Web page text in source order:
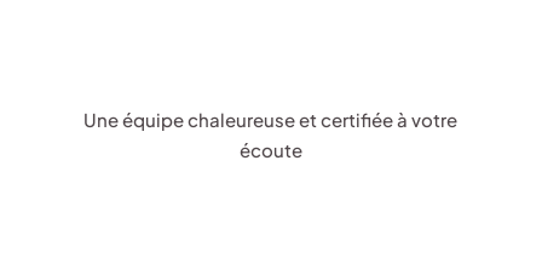
Une équipe chaleureuse et certifiée à votre
écoute